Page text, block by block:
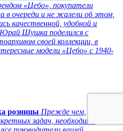
«Цебо», покупатели
в очереди и не жалели об этом,
качественной, удобной и
Шушка поделился с
своей коллекции, в
модели «Цебо» с 1940-
розницы Прежде чем,
задач, необходимо